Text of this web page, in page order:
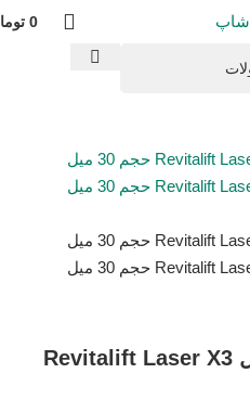
0
سرم ضد چروک لورآل مدل Revitalift Laser X3